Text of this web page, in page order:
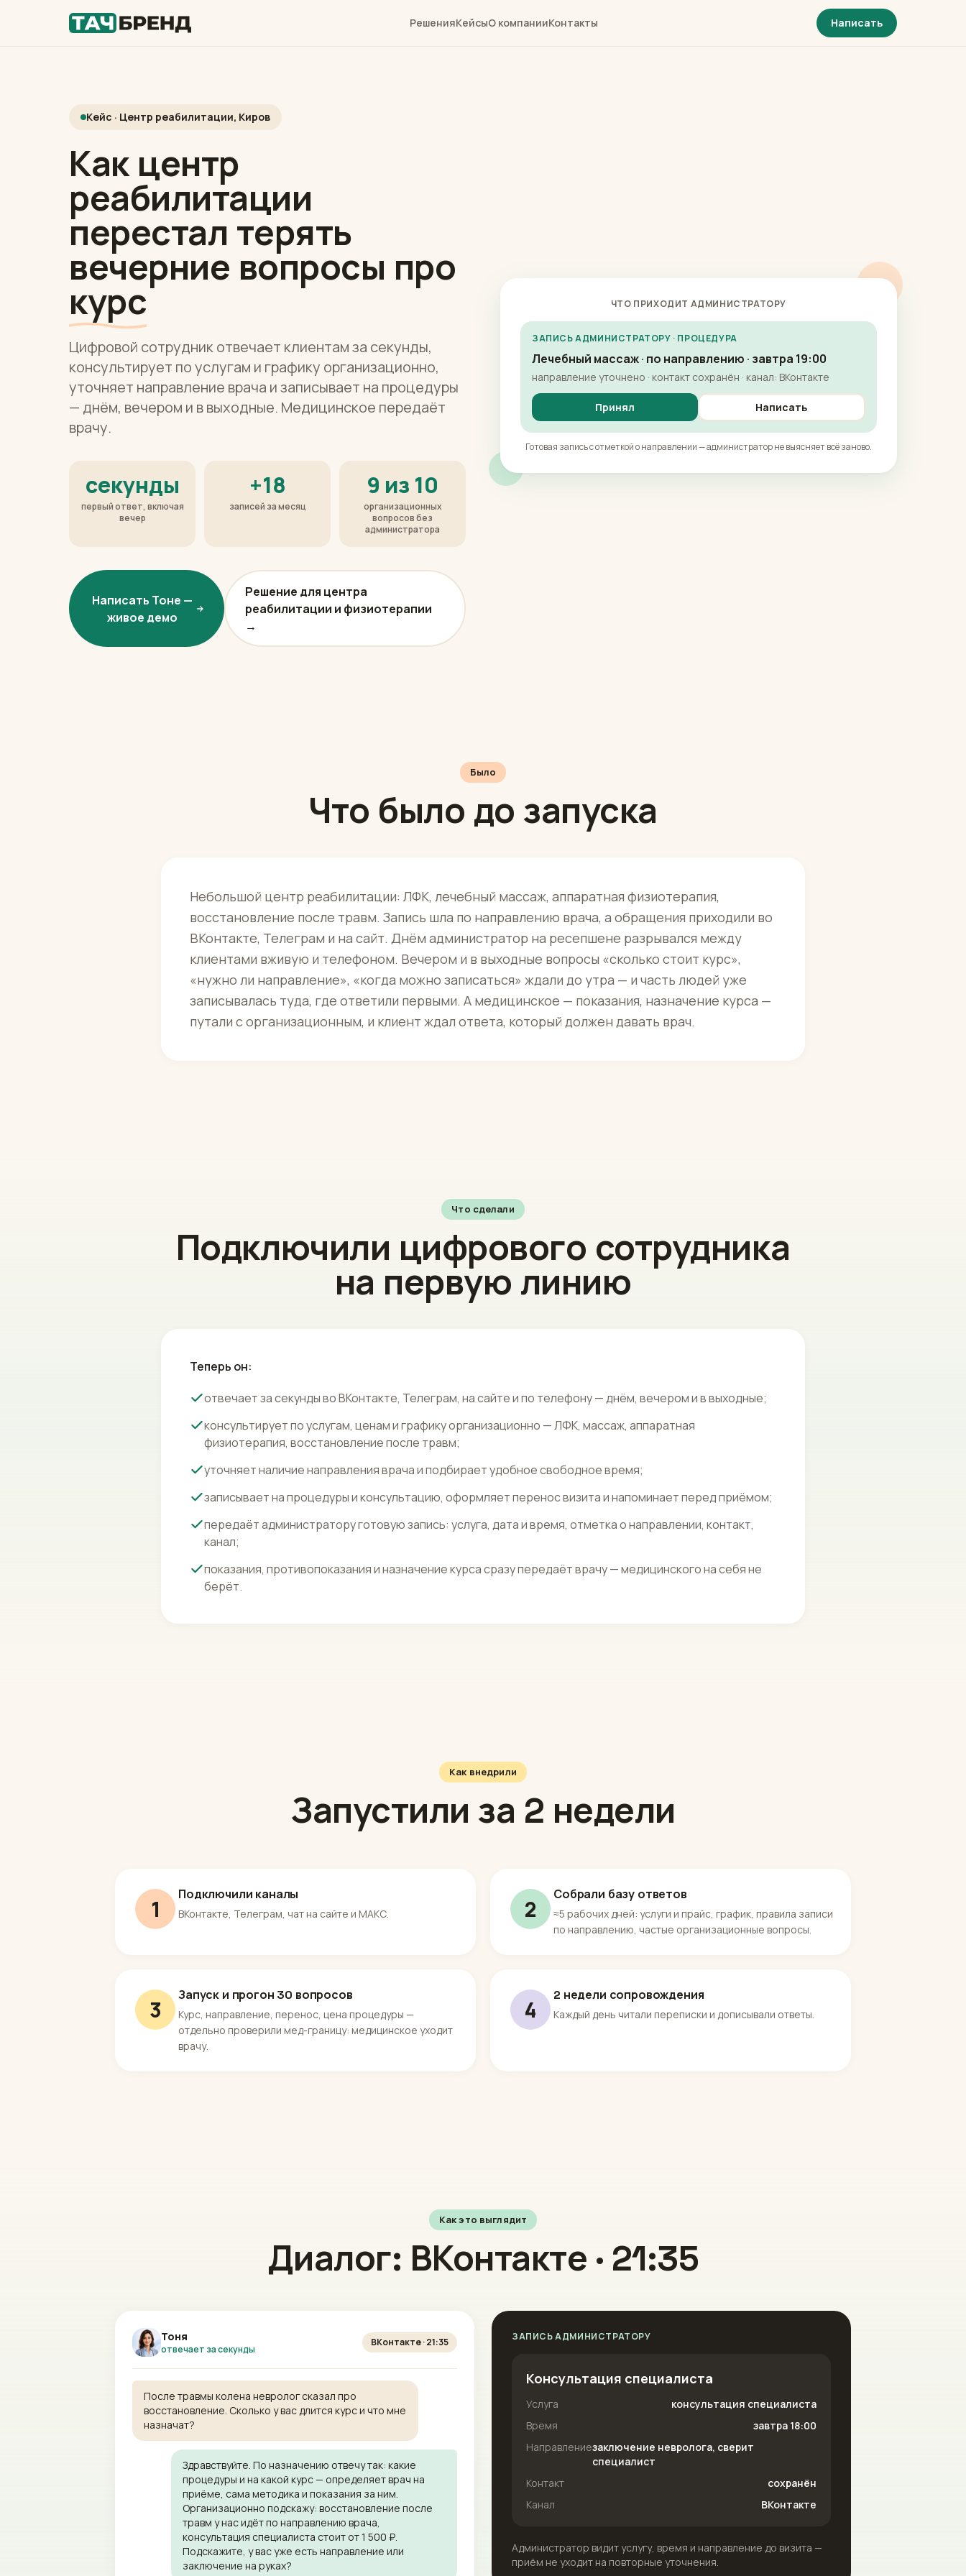
РешенияКейсыО компанииКонтакты Написать
Кейс · Центр реабилитации, Киров
Как центр
реабилитации
перестал терять
вечерние вопросы про
курс
Цифровой сотрудник отвечает клиентам за секунды,
консультирует по услугам и графику организационно,
уточняет направление врача и записывает на процедуры
— днём, вечером и в выходные. Медицинское передаёт
врачу.
секунды
первый ответ, включая
вечер
+18
записей за месяц
9 из 10
организационных
вопросов без
администратора
Написать Тоне —
живое демо
Решение для центра
реабилитации и физиотерапии
→
ЧТО ПРИХОДИТ АДМИНИСТРАТОРУ
ЗАПИСЬ АДМИНИСТРАТОРУ · ПРОЦЕДУРА
Лечебный массаж · по направлению · завтра 19:00
направление уточнено · контакт сохранён · канал: ВКонтакте
Принял Написать
Готовая запись с отметкой о направлении — администратор не выясняет всё заново.
Было
Что было до запуска
Небольшой центр реабилитации: ЛФК, лечебный массаж, аппаратная физиотерапия,
восстановление после травм. Запись шла по направлению врача, а обращения приходили во
ВКонтакте, Телеграм и на сайт. Днём администратор на ресепшене разрывался между
клиентами вживую и телефоном. Вечером и в выходные вопросы «сколько стоит курс»,
«нужно ли направление», «когда можно записаться» ждали до утра — и часть людей уже
записывалась туда, где ответили первыми. А медицинское — показания, назначение курса —
путали с организационным, и клиент ждал ответа, который должен давать врач.
Что сделали
Подключили цифрового сотрудника
на первую линию
Теперь он:
отвечает за секунды во ВКонтакте, Телеграм, на сайте и по телефону — днём, вечером и в выходные;
консультирует по услугам, ценам и графику организационно — ЛФК, массаж, аппаратная
физиотерапия, восстановление после травм;
уточняет наличие направления врача и подбирает удобное свободное время;
записывает на процедуры и консультацию, оформляет перенос визита и напоминает перед приёмом;
передаёт администратору готовую запись: услуга, дата и время, отметка о направлении, контакт,
канал;
показания, противопоказания и назначение курса сразу передаёт врачу — медицинского на себя не
берёт.
Как внедрили
Запустили за 2 недели
1
Подключили каналы
ВКонтакте, Телеграм, чат на сайте и МАКС. 2
Собрали базу ответов
≈5 рабочих дней: услуги и прайс, график, правила записи
по направлению, частые организационные вопросы.
3
Запуск и прогон 30 вопросов
Курс, направление, перенос, цена процедуры —
отдельно проверили мед-границу: медицинское уходит
врачу.
4
2 недели сопровождения
Каждый день читали переписки и дописывали ответы.
Как это выглядит
Диалог: ВКонтакте · 21:35
Тоня
отвечает за секунды
ВКонтакте · 21:35
После травмы колена невролог сказал про
восстановление. Сколько у вас длится курс и что мне
назначат?
Здравствуйте. По назначению отвечу так: какие
процедуры и на какой курс — определяет врач на
приёме, сама методика и показания за ним.
Организационно подскажу: восстановление после
травм у нас идёт по направлению врача,
консультация специалиста стоит от 1 500 ₽.
Подскажите, у вас уже есть направление или
заключение на руках?
ЗАПИСЬ АДМИНИСТРАТОРУ
Консультация специалиста
Услуга
консультация специалиста
Время
завтра 18:00
Направлениезаключение невролога, сверит
специалист
Контакт
сохранён
Канал
ВКонтакте
Администратор видит услугу, время и направление до визита —
приём не уходит на повторные уточнения.